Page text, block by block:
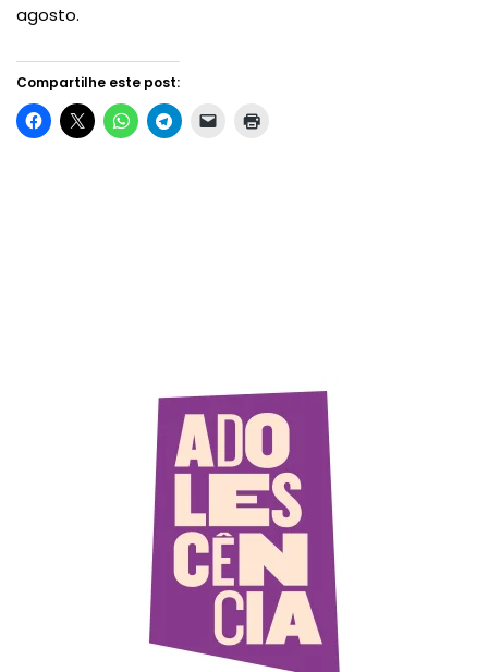
agosto.
Compartilhe este post: